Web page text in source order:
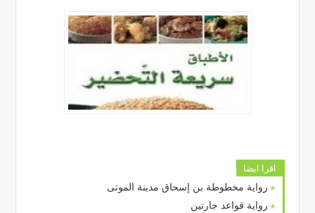
اقرا ايضا
رواية مخطوطة بن إسحاق مدينة الموتى
رواية قواعد جارتين